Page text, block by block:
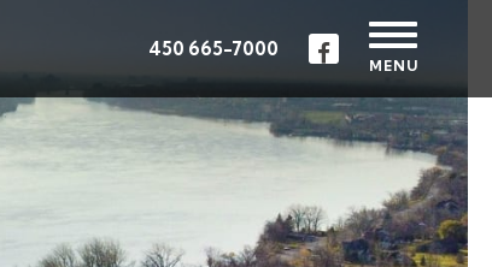
450 665-7000
MENU